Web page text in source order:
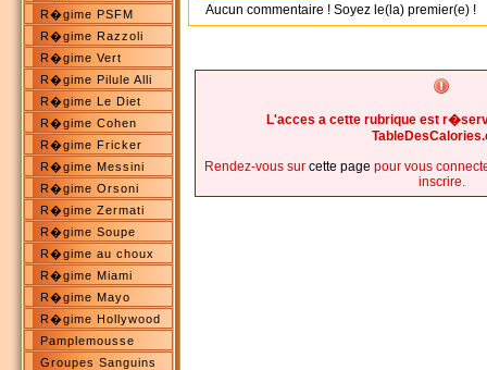
R�gime PSFM
R�gime Razzoli
R�gime Vert
R�gime Pilule Alli
R�gime Le Diet
R�gime Cohen
R�gime Fricker
R�gime Messini
R�gime Orsoni
R�gime Zermati
R�gime Soupe
R�gime au choux
R�gime Miami
R�gime Mayo
R�gime Hollywood
Pamplemousse
Groupes Sanguins
Aucun commentaire ! Soyez le(la) premier(e) !
L'acces a cette rubrique est
Rendez-vous sur cette page pour vous
inscrire.